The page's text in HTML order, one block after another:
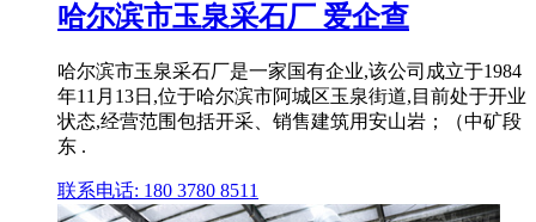
哈尔滨市玉泉采石厂 爱企查
哈尔滨市玉泉采石厂是一家国有企业,该公司成立于1984
年11月13日,位于哈尔滨市阿城区玉泉街道,目前处于开业
状态,经营范围包括开采、销售建筑用安山岩；（中矿段
东 .
联系电话: 180 3780 8511